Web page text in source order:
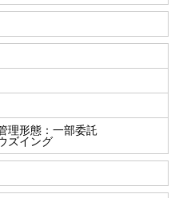
形態：一部委託
ズイング